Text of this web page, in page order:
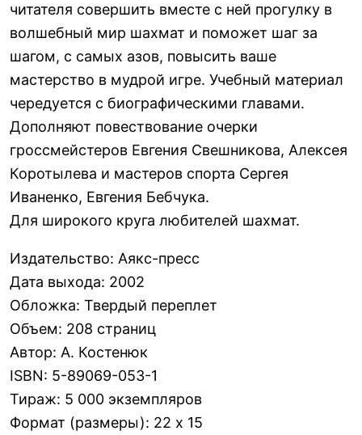
читателя совершить вместе с ней прогулку в
волшебный мир шахмат и поможет шаг за
шагом, с самых азов, повысить ваше
мастерство в мудрой игре. Учебный материал
чередуется с биографическими главами.
Дополняют повествование очерки
гроссмейстеров Евгения Свешникова, Алексея
Коротылева и мастеров спорта Сергея
Иваненко, Евгения Бебчука.
Для широкого круга любителей шахмат.
Издательство: Аякс-пресс
Дата выхода: 2002
Обложка: Твердый переплет
Объем: 208 страниц
Автор: А. Костенюк
ISBN: 5-89069-053-1
Тираж: 5 000 экземпляров
Формат (размеры): 22 x 15